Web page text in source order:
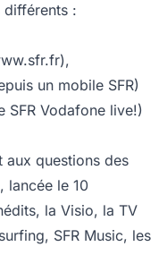
différents :
un mobile SFR)
Vodafone live!)
aux questions des
lancée le 10
la Visio, la TV
SFR Music, les